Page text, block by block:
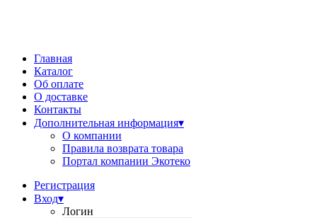
Главная
Каталог
Об оплате
О доставке
Контакты
Дополнительная информация▾
О компании
Правила возврата товара
Портал компании Экотеко
Регистрация
Вход▾
Логин